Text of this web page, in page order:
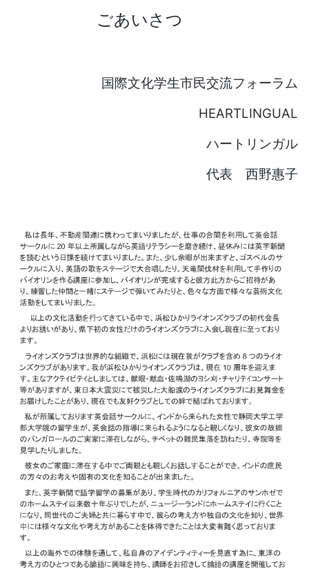
ごあいさつ
国際文化学生市民交流フォーラム
HEARTLINGUAL
ハートリンガル
代表 西野惠子